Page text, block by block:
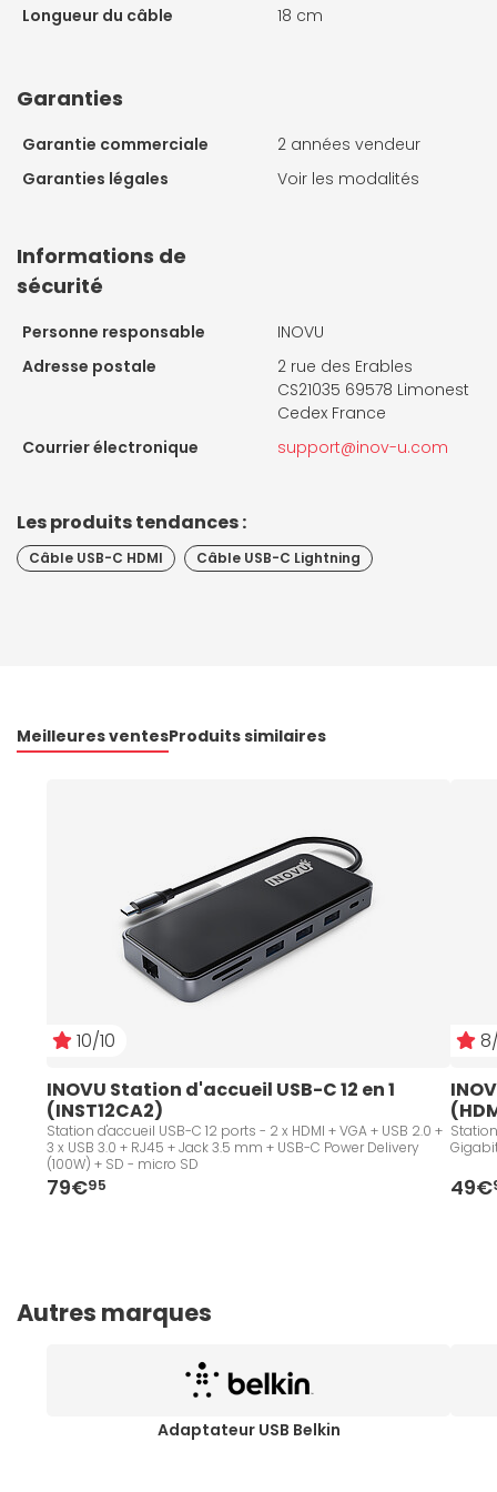
Longueur du câble 18 cm
Garanties
Garantie commerciale
2 années vendeur
Garanties légales
Voir les modalités
Informations de
sécurité
Personne responsable
INOVU
Adresse postale
2 rue des Erables
CS21035 69578 Limonest
Cedex France
Courrier électronique
support@inov-u.com
Les produits tendances :
Câble USB-C HDMI Câble USB-C Lightning
Meilleures ventesProduits similaires
10/10
INOVU Station d'accueil USB-C 12 en 1
(INST12CA2)
Station d'accueil USB-C 12 ports - 2 x HDMI + VGA + USB 2.0 +
3 x USB 3.0 + RJ45 + Jack 3.5 mm + USB-C Power Delivery
(100W) + SD - micro SD
79€95 49€
Autres marques
Adaptateur USB Belkin